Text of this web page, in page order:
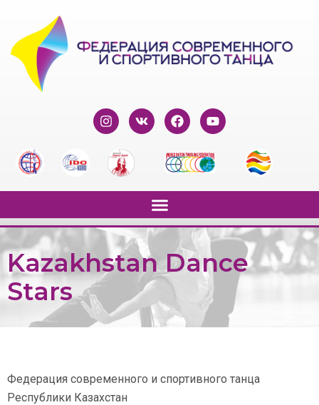
Kazakhstan Dance
Stars
Федерация современного и спортивного танца
Республики Казахстан